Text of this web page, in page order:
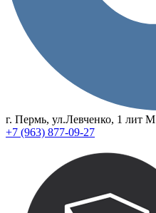
г. Пермь, ул.Левченко, 1 лит М
+7 (963) 877-09-27